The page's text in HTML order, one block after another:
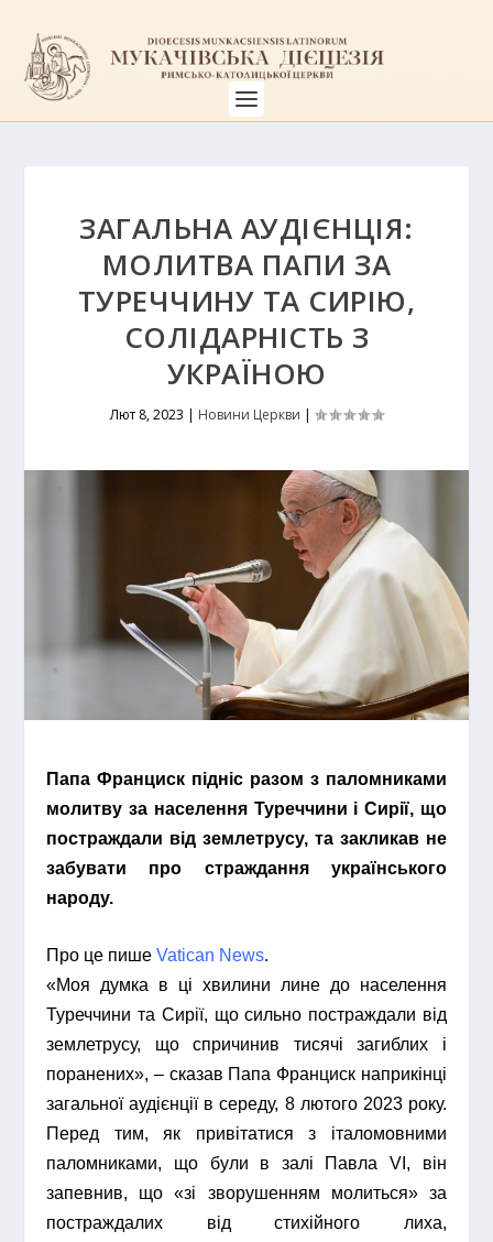
ЗАГАЛЬНА АУДІЄНЦІЯ:
МОЛИТВА ПАПИ ЗА
ТУРЕЧЧИНУ ТА СИРІЮ,
СОЛІДАРНІСТЬ З
УКРАЇНОЮ
Лют 8, 2023 | Новини Церкви |
Папа Франциск підніс разом з паломниками
молитву за населення Туреччини і Сирії, що
постраждали від землетрусу, та закликав не
забувати про страждання українського
народу.
Про це пишеVatican News.
«Моя думка в ці хвилини лине до населення
Туреччини та Сирії, що сильно постраждали від
землетрусу, що спричинив тисячі загиблих і
поранених», – сказав Папа Франциск наприкінці
загальної аудієнції в середу, 8 лютого 2023 року.
Перед тим, як привітатися з італомовними
паломниками, що були в залі Павла VI, він
запевнив, що «зі зворушенням молиться» за
постраждалих від стихійного лиха,